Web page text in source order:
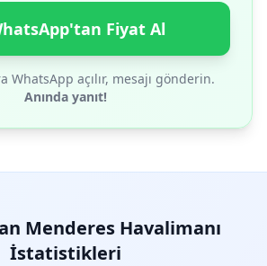
Fiyat Al
WhatsApp açılır, mesajı gönderin.
Anında yanıt!
Menderes Havalimanı
İstatistikleri